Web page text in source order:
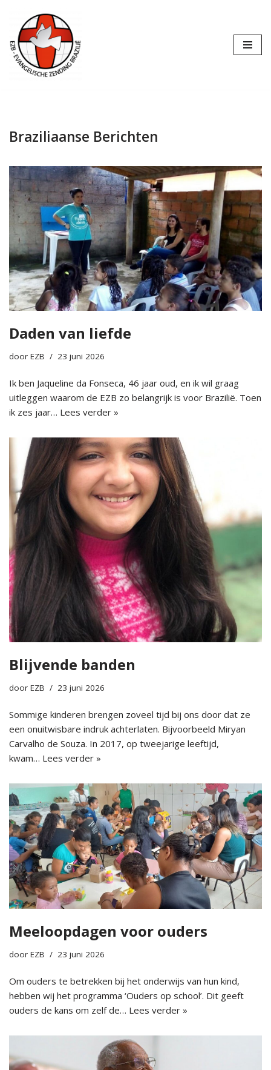
Ga
naar
de
inhoud
Braziliaanse Berichten
Daden van liefde
door EZB 23 juni 2026
Ik ben Jaqueline da Fonseca, 46 jaar oud, en ik wil graag
uitleggen waarom de EZB zo belangrijk is voor Brazilië. Toen
ik zes jaar… Lees verder »
Blijvende banden
door EZB 23 juni 2026
Sommige kinderen brengen zoveel tijd bij ons door dat ze
een onuitwisbare indruk achterlaten. Bijvoorbeeld Miryan
Carvalho de Souza. In 2017, op tweejarige leeftijd,
kwam… Lees verder »
Meeloopdagen voor ouders
door EZB 23 juni 2026
Om ouders te betrekken bij het onderwijs van hun kind,
hebben wij het programma ‘Ouders op school’. Dit geeft
ouders de kans om zelf de… Lees verder »